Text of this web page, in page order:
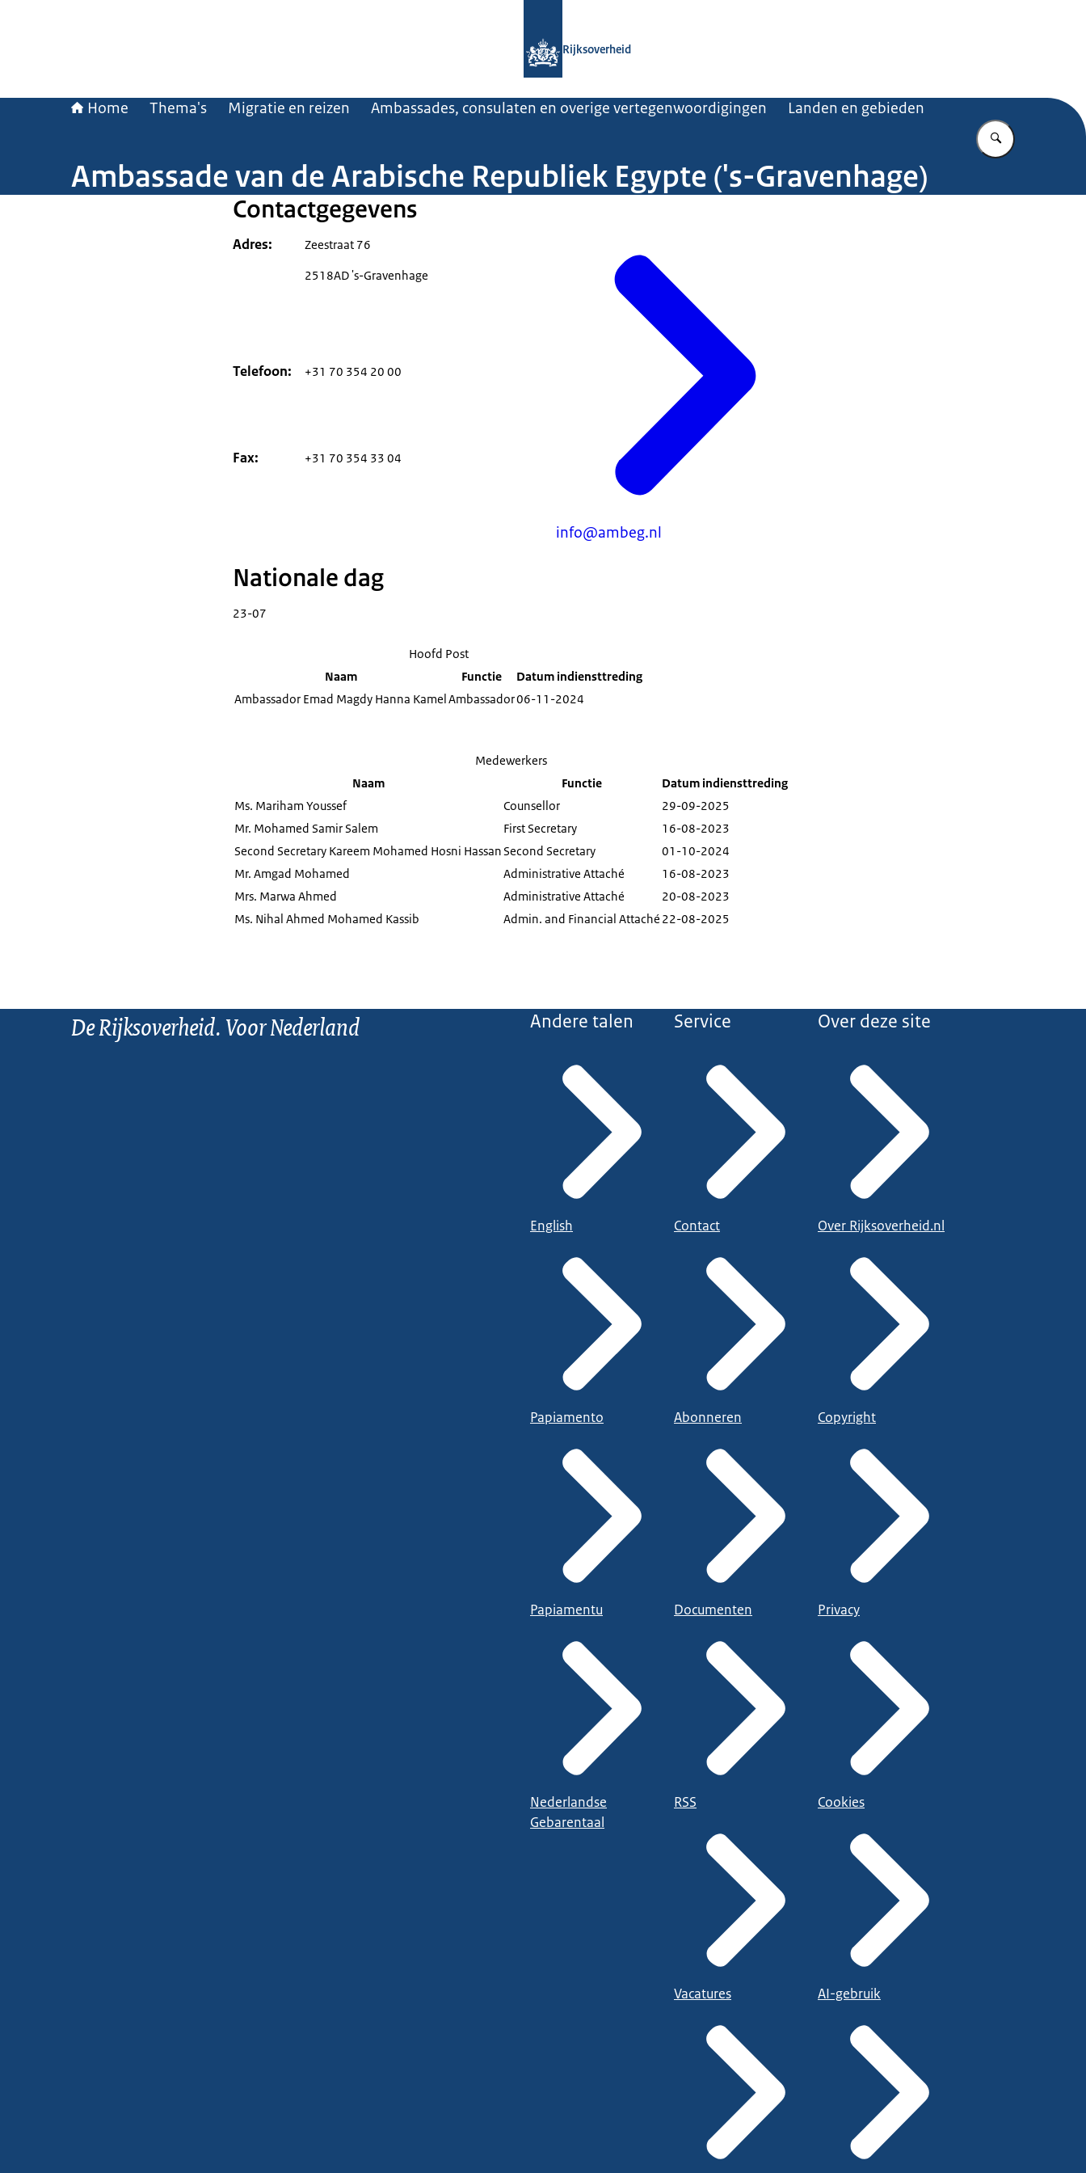
Rijksoverheid
Home Thema's Migratie en reizen Ambassades, consulaten en overige vertegenwoordigingen Landen en gebieden
Vul in wat u
Ambassade van de Arabische Republiek Egypte ('s-Gravenhage)
Contactgegevens
Adres
Zeestraat 76
2518AD 's-Gravenhage
Telefoon +31 70 354 20 00
Fax +31 70 354 33 04
info@ambeg.nl
Nationale dag
23-07
Hoofd Post
Naam
Functie
Datum indiensttreding
Ambassador Emad Magdy Hanna KamelAmbassador06-11-2024
Medewerkers
Naam
Functie
Datum indiensttreding
Ms. Mariham Youssef
Counsellor
29-09-2025
Mr. Mohamed Samir Salem
First Secretary
16-08-2023
Second Secretary Kareem Mohamed Hosni HassanSecond Secretary
01-10-2024
Mr. Amgad Mohamed
Administrative Attaché
16-08-2023
Mrs. Marwa Ahmed
Administrative Attaché
20-08-2023
Ms. Nihal Ahmed Mohamed Kassib
Admin. and Financial Attaché 22-08-2025
De Rijksoverheid. Voor Nederland Andere talen
English
Papiamento
Papiamentu
Nederlandse
Gebarentaal
Service
Contact
Abonneren
Documenten
RSS
Vacatures
Over deze site
Over Rijksoverheid.nl
Copyright
Privacy
Cookies
AI-gebruik